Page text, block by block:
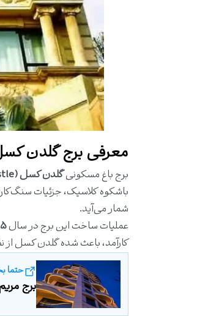
معرفی برج گلدن
برج باغ مسکونیگلدن کسل (Golden Castle)
باشکوه کلاسیک، جزئیات
شمار می‌آید.
عملیات ساخت این برج در سال
کارآمد، باعث شده گلدن کسل از
حتما
برج